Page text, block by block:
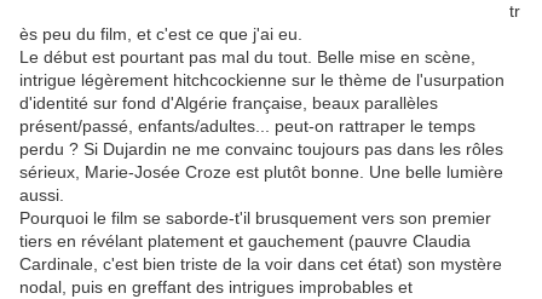
tr
ès peu du film, et c'est ce que j'ai eu.
Le début est pourtant pas mal du tout. Belle mise en scène,
intrigue légèrement hitchcockienne sur le thème de l'usurpation
d'identité sur fond d'Algérie française, beaux parallèles
présent/passé, enfants/adultes... peut-on rattraper le temps
perdu ? Si Dujardin ne me convainc toujours pas dans les rôles
sérieux, Marie-Josée Croze est plutôt bonne. Une belle lumière
aussi.
Pourquoi le film se saborde-t'il brusquement vers son premier
tiers en révélant platement et gauchement (pauvre Claudia
Cardinale, c'est bien triste de la voir dans cet état) son mystère
nodal, puis en greffant des intrigues improbables et